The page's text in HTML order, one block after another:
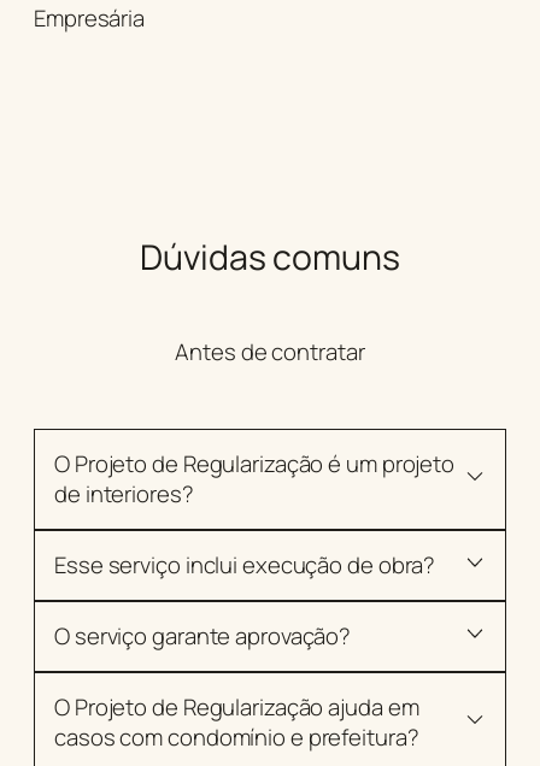
Empresária
Dúvidas comuns
Antes de contratar
O Projeto de Regularização é um projeto
de interiores?
Esse serviço inclui execução de obra?
O serviço garante aprovação?
O Projeto de Regularização ajuda em
casos com condomínio e prefeitura?